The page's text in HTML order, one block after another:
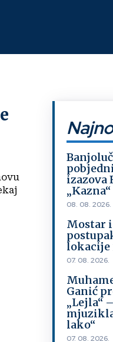
izazova
08. 08. 2026.
Mostar
lokacije
07. 08. 2026.
Ganić
„Lejla“
lako“
07. 08. 2026.